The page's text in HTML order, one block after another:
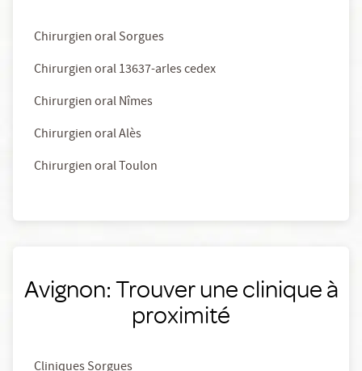
Chirurgien oral Sorgues
Chirurgien oral 13637-arles cedex
Chirurgien oral Nîmes
Chirurgien oral Alès
Chirurgien oral Toulon
Avignon: Trouver une clinique à
proximité